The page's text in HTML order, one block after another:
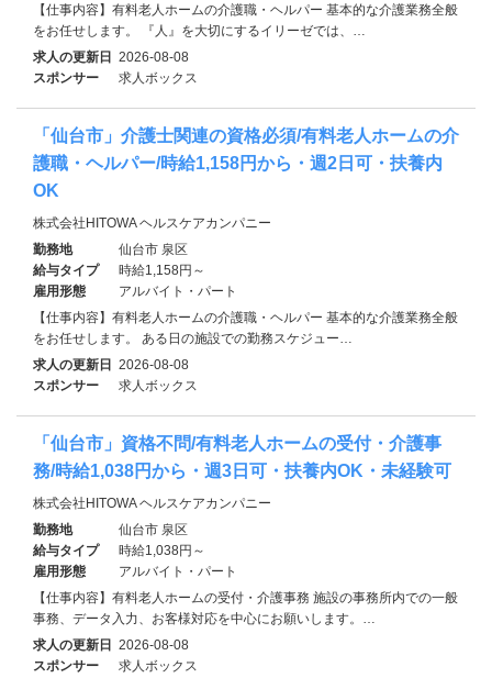
【仕事内容】有料老人ホームの介護職・ヘルパー 基本的な介護業務全般
をお任せします。 『人』を大切にするイリーゼでは、…
求人の更新日 2026-08-08
スポンサー
求人ボックス
「仙台市」介護士関連の資格必須/有料老人ホームの介
護職・ヘルパー/時給1,158円から・週2日可・扶養内
OK
株式会社HITOWA ヘルスケアカンパニー
勤務地
仙台市 泉区
給与タイプ
時給1,158円～
雇用形態
アルバイト・パート
【仕事内容】有料老人ホームの介護職・ヘルパー 基本的な介護業務全般
をお任せします。 ある日の施設での勤務スケジュー…
求人の更新日 2026-08-08
スポンサー
求人ボックス
「仙台市」資格不問/有料老人ホームの受付・介護事
務/時給1,038円から・週3日可・扶養内OK・未経験可
株式会社HITOWA ヘルスケアカンパニー
勤務地
仙台市 泉区
給与タイプ
時給1,038円～
雇用形態
アルバイト・パート
【仕事内容】有料老人ホームの受付・介護事務 施設の事務所内での一般
事務、データ入力、お客様対応を中心にお願いします。…
求人の更新日 2026-08-08
スポンサー
求人ボックス